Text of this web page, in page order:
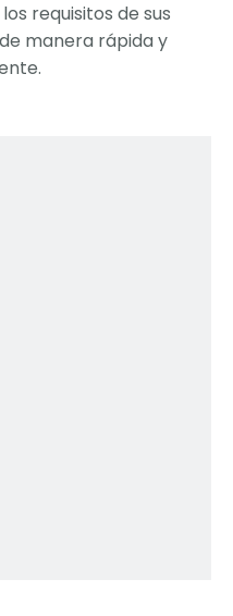
requisitos de sus
manera rápida y